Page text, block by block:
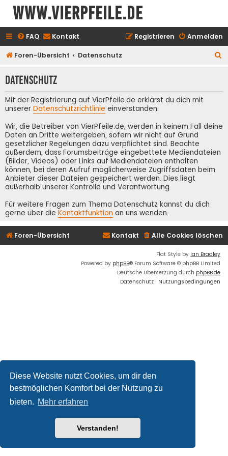
Diese Website nutzt Cookies, um dir den
bestmöglichen Komfort bei der Nutzung zu
bieten. Mehr erfahren
Verstanden!
www.vierpfeile.de
FAQ Kontakt Anmelden
Registrieren
Foren-Übersicht Datenschutz
h
Datenschutz
Mit der Registrierung auf VierPfeile.de erklärst du dich mit
unserer Datenschutzrichtlinie einverstanden.
Wir, die Betreiber von VierPfeile.de, werden in keinem Fall deine
Daten an Dritte weitergeben, sofern wir nicht auf Grund
gesetzlicher Regelungen dazu verpflichtet sind. Beachte
außerdem, dass Forumsbeiträge eingebettete Mediendateien
(Bilder, Videos) oder Links auf Mediendateien enthalten
können, bei deren Aufruf möglicherweise Zugriffsdaten beim
Anbieter dieser Dateien gespeichert werden. Dies liegt
außerhalb unserer Kontrolle und Verantwortung.
Für weitere Fragen zum Thema Datenschutz kannst du dich
gerne über die Kontaktfunktion an uns wenden.
Foren-Übersicht Alle Cookies löschen
Kontakt
Flat Style by Ian Bradley
Powered by phpBB® Forum Software © phpBB Limited
Deutsche Übersetzung durch phpBB.de
Datenschutz | Nutzungsbedingungen